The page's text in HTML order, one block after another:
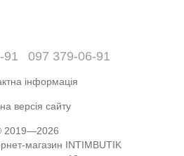
91 097 379-06-91
інформація
версія сайту
2019—2026
магазин INTIMBUTIK